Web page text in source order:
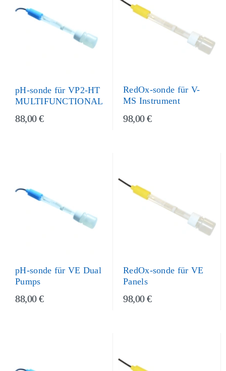
pH-sonde für VP2-HT
MULTIFUNCTIONAL
88,00 €
RedOx-sonde für V-
MS Instrument
98,00 €
pH-sonde für VE Dual
Pumps
88,00 €
RedOx-sonde für VE
Panels
98,00 €